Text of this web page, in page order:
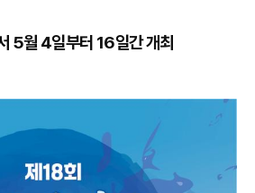
5월 4일부터 16일간 개최